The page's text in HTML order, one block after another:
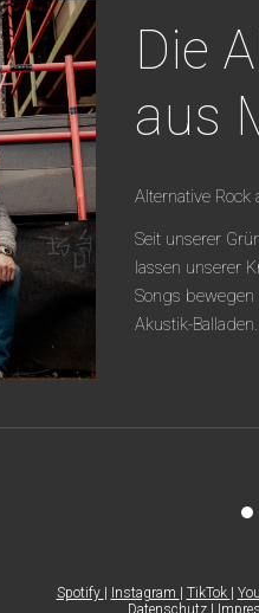
Die
aus
Alternative
Seit unserer
lassen unserer
Songs
Akustik-
Spotify Instagram TikTok
Datenschutz